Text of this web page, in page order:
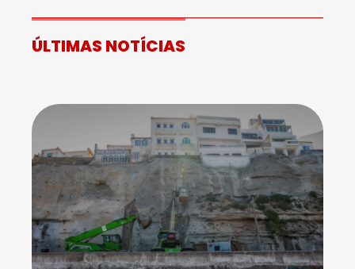
ÚLTIMAS NOTÍCIAS